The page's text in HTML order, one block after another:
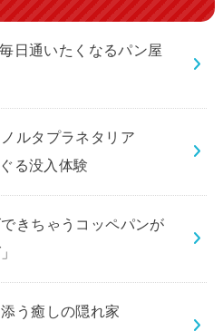
日通いたくなるパン屋
ルタプラネタリア
る没入体験
きちゃうコッペパンが
う癒しの隠れ家